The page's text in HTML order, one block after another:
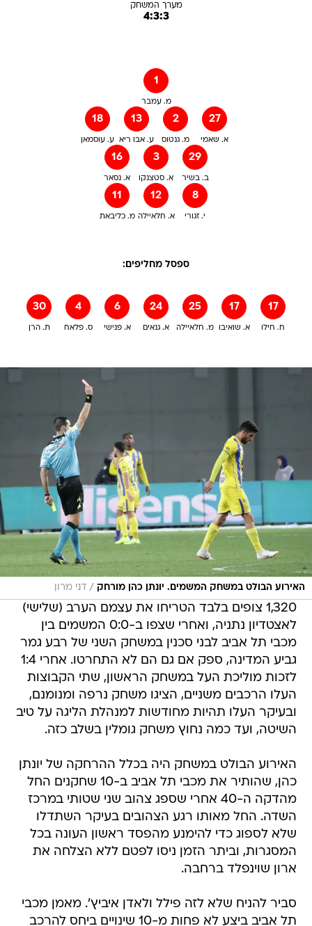
מערך המשחק
4:3:3
1
מ. עמבר
18
ע. עוסמאן
13
ע. אבו ריא
2
מ. גנטוס
27
א. שאמי
16
א. נסאר
3
א. סטצנקו
29
ב. בשיר
11
מ. כליבאת
12
א. חלאיילה
8
י. זגורי
ספסל מחליפים:
30
ת. הרן
4
ס. פלאח
6
א. פנישי
24
א. גנאים
25
מ. חלאיילה
17
א. שואיבו
17
ח. חילו
האירוע הבולט במשחק המשמים. יונתן כהן מורחק / דני מרון
1,320 צופים בלבד הטריחו את עצמם הערב (שלישי)
לאצטדיון נתניה, ואחרי שצפו ב-0:0 המשמים בין
מכבי תל אביב לבני סכנין במשחק השני של רבע גמר
גביע המדינה, ספק אם גם הם לא התחרטו. אחרי 1:4
לזכות מוליכת העל במשחק הראשון, שתי הקבוצות
העלו הרכבים משניים, הציגו משחק נרפה ומנומנם,
ובעיקר העלו תהיות מחודשות למנהלת הליגה על טיב
השיטה, ועד כמה נחוץ משחק גומלין בשלב כזה.
האירוע הבולט במשחק היה בכלל ההרחקה של יונתן
כהן, שהותיר את מכבי תל אביב ב-10 שחקנים החל
מהדקה ה-40 אחרי שספג צהוב שני שטותי במרכז
השדה. החל מאותו רגע הצהובים בעיקר השתדלו
שלא לספוג כדי להימנע מהפסד ראשון העונה בכל
המסגרות, וביתר הזמן ניסו לפטם ללא הצלחה את
ארון שוינפלד ברחבה.
סביר להניח שלא לזה פילל ולאדן איביץ'. מאמן מכבי
תל אביב ביצע לא פחות מ-10 שינויים ביחס להרכב